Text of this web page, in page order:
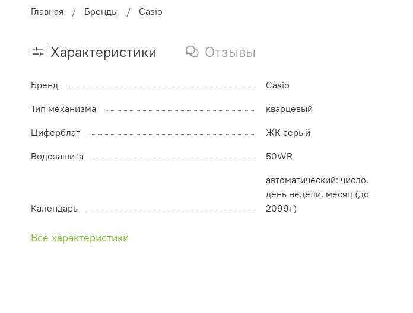
Главная Бренды Casio
Характеристики Отзывы
Бренд Casio
Тип механизма
кварцевый
Циферблат
ЖК серый
Водозащита
50WR
Календарь
автоматический: число,
день недели, месяц (до
2099г)
Все характеристики